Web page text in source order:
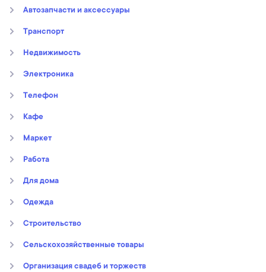
Автозапчасти и аксессуары
Транспорт
Недвижимость
Электроника
Телефон
Кафе
Маркет
Работа
Для дома
Oдежда
Строительство
Сельскохозяйственные товары
Организация свадеб и торжеств